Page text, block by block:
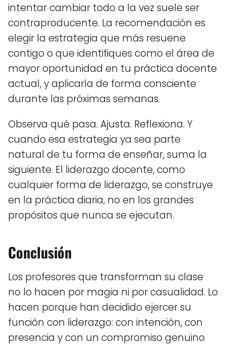
intentar cambiar todo a la vez suele ser
contraproducente. La recomendación es
elegir la estrategia que más resuene
contigo o que identifiques como el área de
mayor oportunidad en tu práctica docente
actual, y aplicarla de forma consciente
durante las próximas semanas.
Observa qué pasa. Ajusta. Reflexiona. Y
cuando esa estrategia ya sea parte
natural de tu forma de enseñar, suma la
siguiente. El liderazgo docente, como
cualquier forma de liderazgo, se construye
en la práctica diaria, no en los grandes
propósitos que nunca se ejecutan.
Conclusión
Los profesores que transforman su clase
no lo hacen por magia ni por casualidad. Lo
hacen porque han decidido ejercer su
función con liderazgo: con intención, con
presencia y con un compromiso genuino